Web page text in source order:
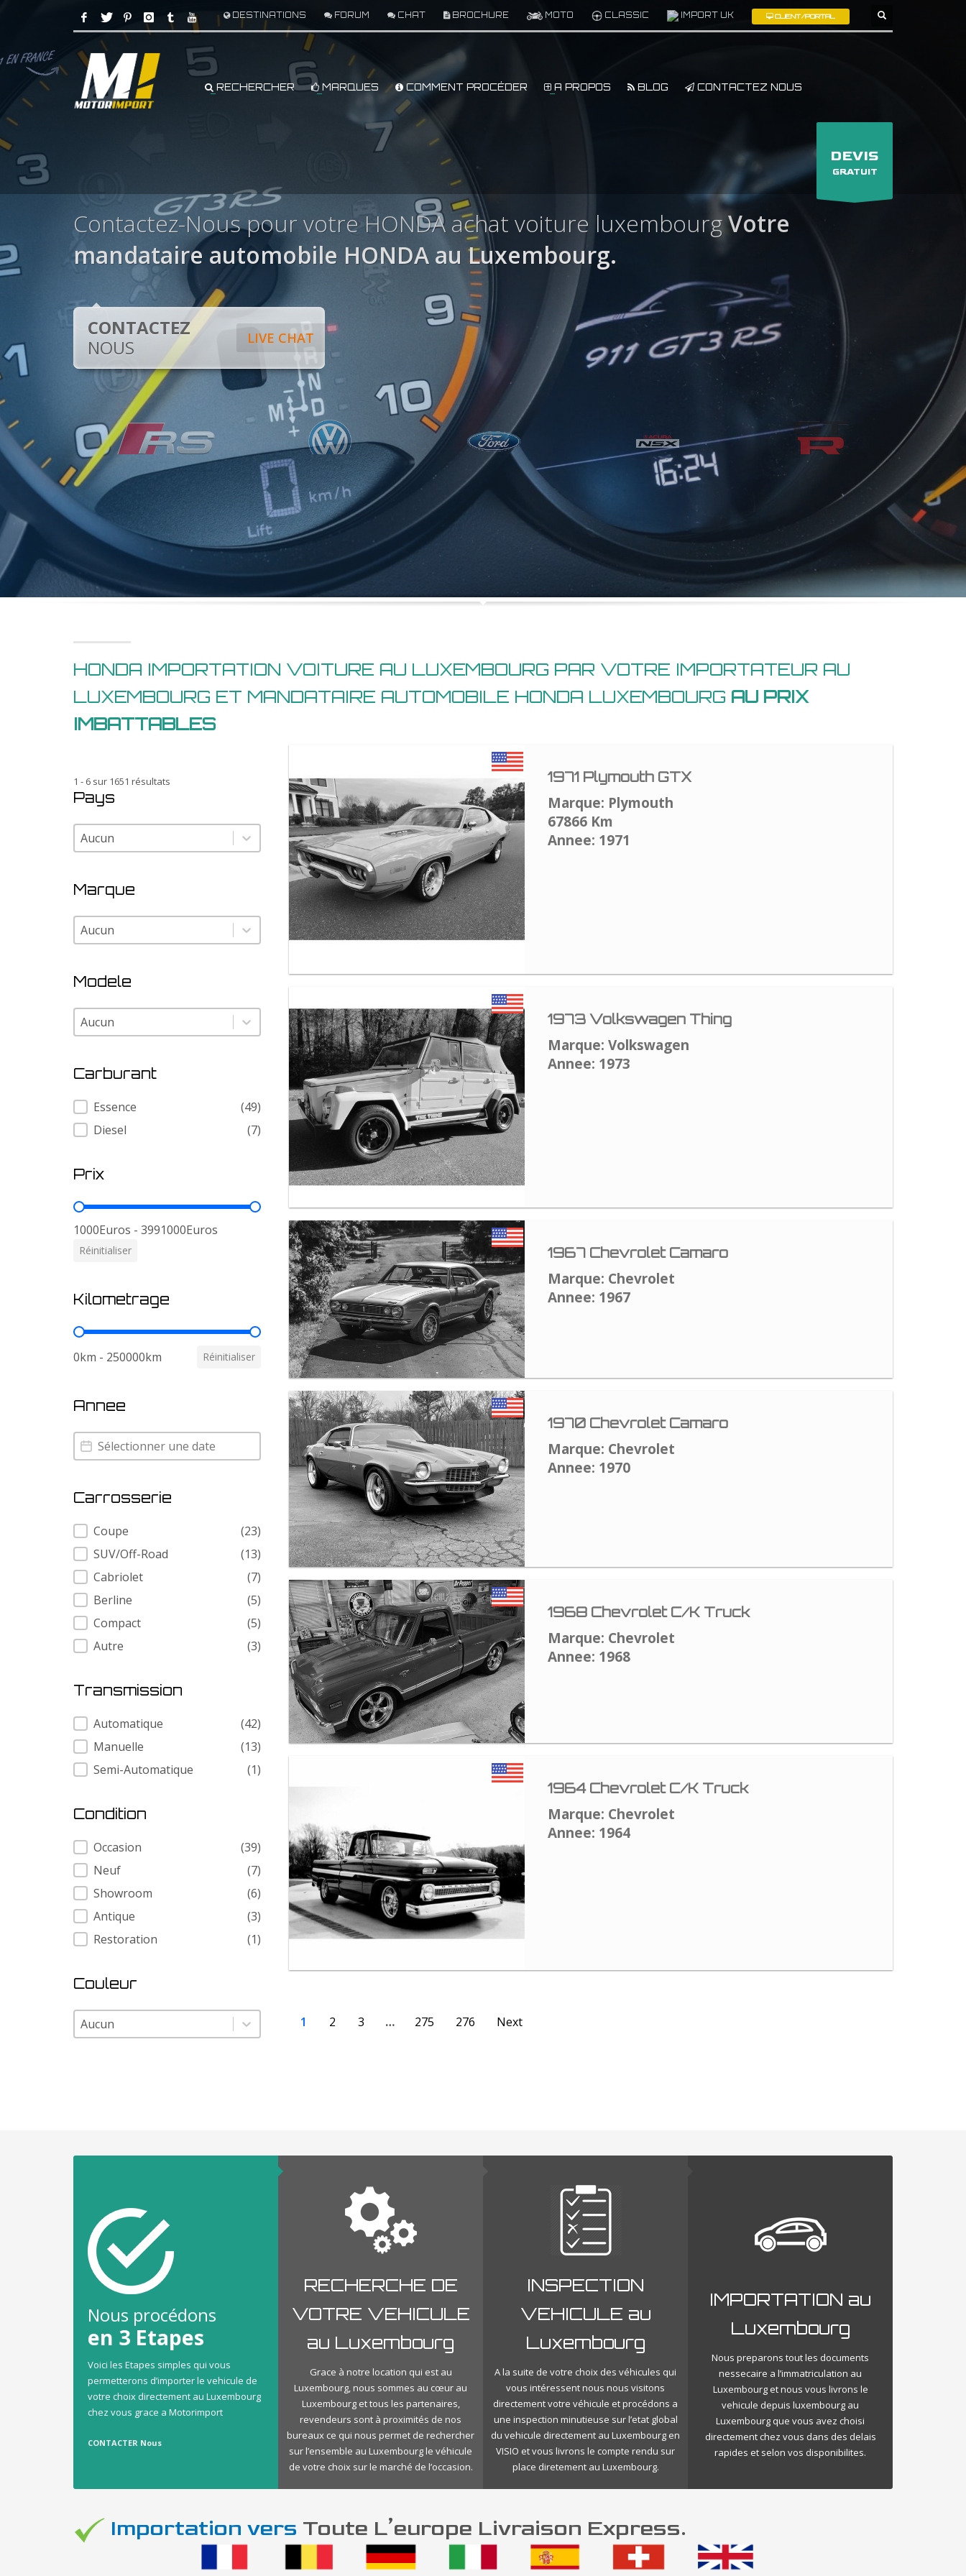
DESTINATIONS FORUM CHAT BROCHURE MOTO CLASSIC IMPORT UK CLIENT/PORTAL
RECHERCHER MARQUES COMMENT PROCÉDER A PROPOS BLOG CONTACTEZ NOUS
DEVIS
GRATUIT
Contactez-Nous pour votre HONDA achat voiture luxembourgVotre
mandataire automobile HONDA au Luxembourg.
LIVE CHAT
CONTACTEZ
NOUS
HONDA IMPORTATION VOITURE AU LUXEMBOURG PAR VOTRE IMPORTATEUR AU
LUXEMBOURG ET MANDATAIRE AUTOMOBILE HONDA LUXEMBOURG AU PRIX
IMBATTABLES
1 - 6 sur 1651 résultats
Pays
Pays
Pays
Marque
Marque
Marque
Modele
Modele
Modele
Carburant
Carburant
Essence
(49)
Diesel
(7)
Prix
Prix
1000Euros - 3991000Euros
Réinitialiser
Kilometrage
Kilometrage
0km - 250000km Réinitialiser
Annee
Annee
Annee
Carrosserie
Carrosserie
Coupe
(23)
SUV/Off-Road
(13)
Cabriolet
(7)
Berline
(5)
Compact
(5)
Autre
(3)
Transmission
Transmission
Automatique
(42)
Manuelle
(13)
Semi-Automatique
(1)
Condition
Condition
Occasion
(39)
Neuf
(7)
Showroom
(6)
Antique
(3)
Restoration
(1)
Couleur
Couleur
Couleur
1971 Plymouth GTX
Marque: Plymouth
67866 Km
Annee: 1971
1973 Volkswagen Thing
Marque: Volkswagen
Annee: 1973
1967 Chevrolet Camaro
Marque: Chevrolet
Annee: 1967
1970 Chevrolet Camaro
Marque: Chevrolet
Annee: 1970
1968 Chevrolet C/K Truck
Marque: Chevrolet
Annee: 1968
1964 Chevrolet C/K Truck
Marque: Chevrolet
Annee: 1964
1 2 3 … 275 276 Next
Nous procédons
en 3 Etapes
Voici les Etapes simples qui vous
permetterons d’importer le vehicule de
votre choix directement au Luxembourg
chez vous grace a Motorimport
CONTACTER Nous
RECHERCHE DE
VOTRE VEHICULE
au Luxembourg
Grace à notre location qui est au
Luxembourg, nous sommes au cœur au
Luxembourg et tous les partenaires,
revendeurs sont à proximités de nos
bureaux ce qui nous permet de rechercher
sur l’ensemble au Luxembourg le véhicule
de votre choix sur le marché de l’occasion.
INSPECTION
VEHICULE au
Luxembourg
A la suite de votre choix des véhicules qui
vous intéressent nous nous visitons
directement votre véhicule et procédons a
une inspection minutieuse sur l’etat global
du vehicule directement au Luxembourg en
VISIO et vous livrons le compte rendu sur
place diretement au Luxembourg.
IMPORTATION au
Luxembourg
Nous preparons tout les documents
nessecaire a l’immatriculation au
Luxembourg et nous vous livrons le
vehicule depuis luxembourg au
Luxembourg que vous avez choisi
directement chez vous dans des delais
rapides et selon vos disponibilites.
Importation vers Toute L’europe Livraison Express.